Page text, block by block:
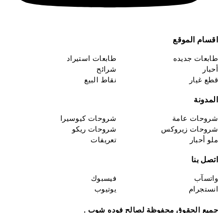
الموقع
جديده
طابعات استيراد
شرائح
غيار
نقاط البيع
عامة
شروحات كيوسيرا
زيروكس
شروحات ريكو
أحبار
تعريفات
بنا
فيسبوك
يوتيوب
الحقوق محفوظة لصالح فوده شوب .